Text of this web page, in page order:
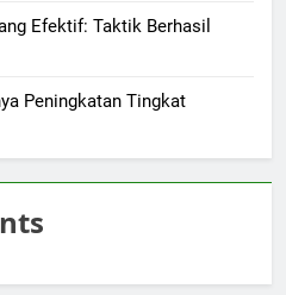
Efektif: Taktik Berhasil
Peningkatan Tingkat